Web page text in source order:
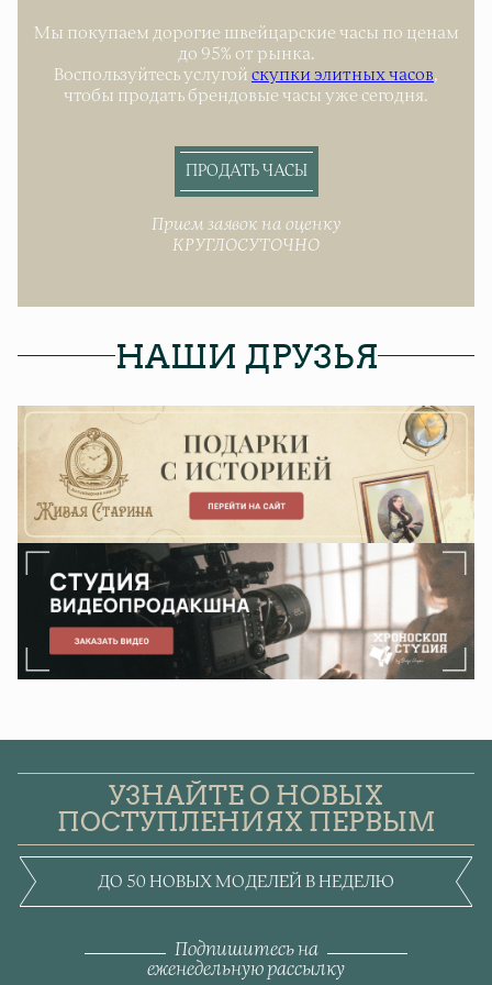
Мы покупаем дорогие швейцарские часы по ценам
до 95% от рынка.
Воспользуйтесь услугой скупки элитных часов,
чтобы продать брендовые часы уже сегодня.
ПРОДАТЬ ЧАСЫ
Прием заявок на оценку
КРУГЛОСУТОЧНО
НАШИ ДРУЗЬЯ
УЗНАЙТЕ О НОВЫХ
ПОСТУПЛЕНИЯХ ПЕРВЫМ
ДО 50 НОВЫХ МОДЕЛЕЙ В НЕДЕЛЮ
Подпишитесь на
еженедельную рассылку